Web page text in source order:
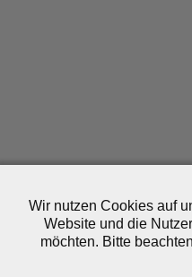
Wir nutzen Cookies auf
Website und die
möchten. Bitte